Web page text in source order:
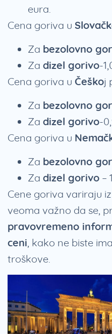
eura.
Cena goriva u
Za bezolovno
Za dizel gorivo-
Cena goriva u Češkoj
Za bezolovno
Za dizel gorivo-
Cena goriva u
Za bezolovno
Za dizel gorivo –
Cene goriva variraju
veoma važno da se,
pravovremeno
ceni, kako ne biste
troškove.